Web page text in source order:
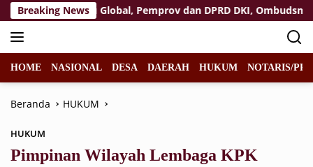
Langsung
ke
konten
Breaking News
Ranah Isu Global, Pemprov dan DPRD DKI, Ombudsman,
HOME NASIONAL DESA DAERAH HUKUM NOTARIS/
Beranda HUKUM
HUKUM
Pimpinan Wilayah Lembaga KPK